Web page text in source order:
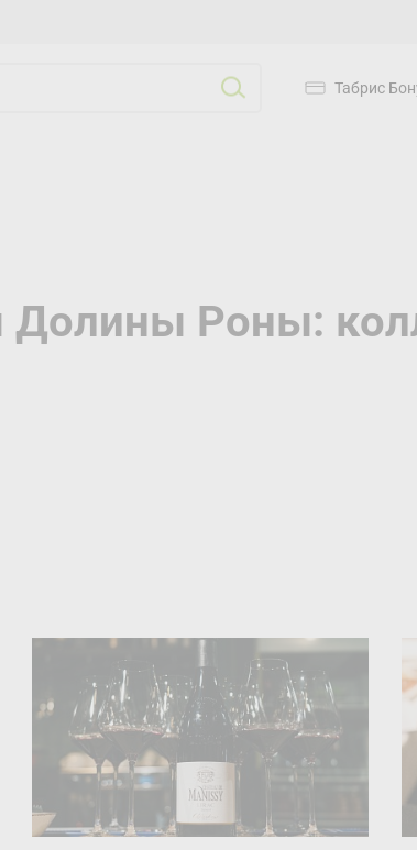
Табрис
Долины Роны: